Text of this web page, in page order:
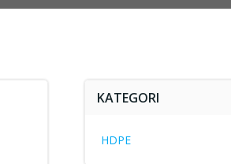
KATEGORI
HDPE